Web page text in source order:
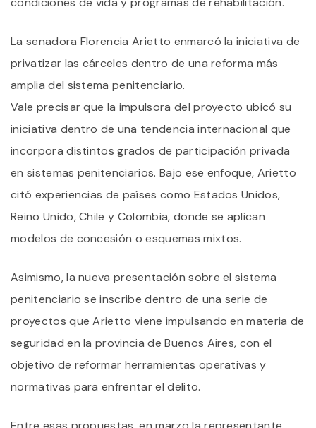
La senadora Florencia Arietto enmarcó la iniciativa de
privatizar las cárceles dentro de una reforma más
amplia del sistema penitenciario.
Vale precisar que la impulsora del proyecto ubicó su
iniciativa dentro de una tendencia internacional que
incorpora distintos grados de participación privada
en sistemas penitenciarios. Bajo ese enfoque, Arietto
citó experiencias de países como Estados Unidos,
Reino Unido, Chile y Colombia, donde se aplican
modelos de concesión o esquemas mixtos.
Asimismo, la nueva presentación sobre el sistema
penitenciario se inscribe dentro de una serie de
proyectos que Arietto viene impulsando en materia de
seguridad en la provincia de Buenos Aires, con el
objetivo de reformar herramientas operativas y
normativas para enfrentar el delito.